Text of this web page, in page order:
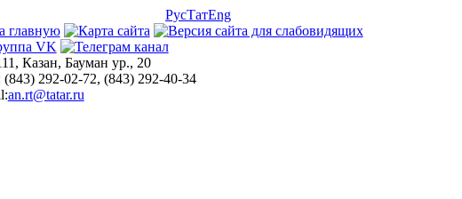
РусТатEng
Казан, Бауман ур., 20
(843) 292-02-72, (843) 292-40-34
an.rt@tatar.ru